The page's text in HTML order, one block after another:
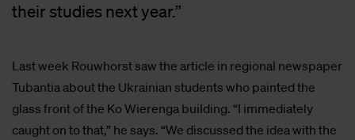
their studies next year.”
Last week Rouwhorst saw the article in regional newspaper
Tubantia about the Ukrainian students who painted the
glass front of the Ko Wierenga building. “I immediately
caught on to that,” he says. “We discussed the idea with the